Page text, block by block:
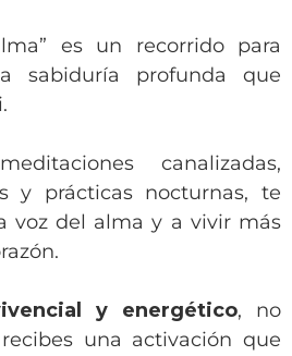
es un recorrido para
sabiduría profunda que
canalizadas,
y prácticas nocturnas, te
voz del alma y a vivir más
y energético, no
una activación que